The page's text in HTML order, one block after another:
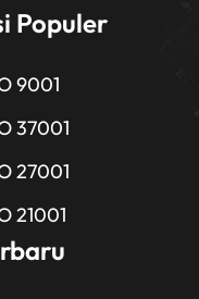
Populer
9001
37001
27001
21001